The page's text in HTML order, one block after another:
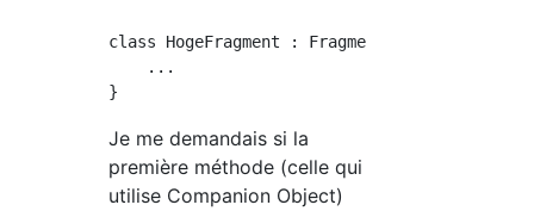
class HogeFragment : Fragment() {
    ...
Je me demandais si la
première méthode (celle qui
utilise Companion Object)